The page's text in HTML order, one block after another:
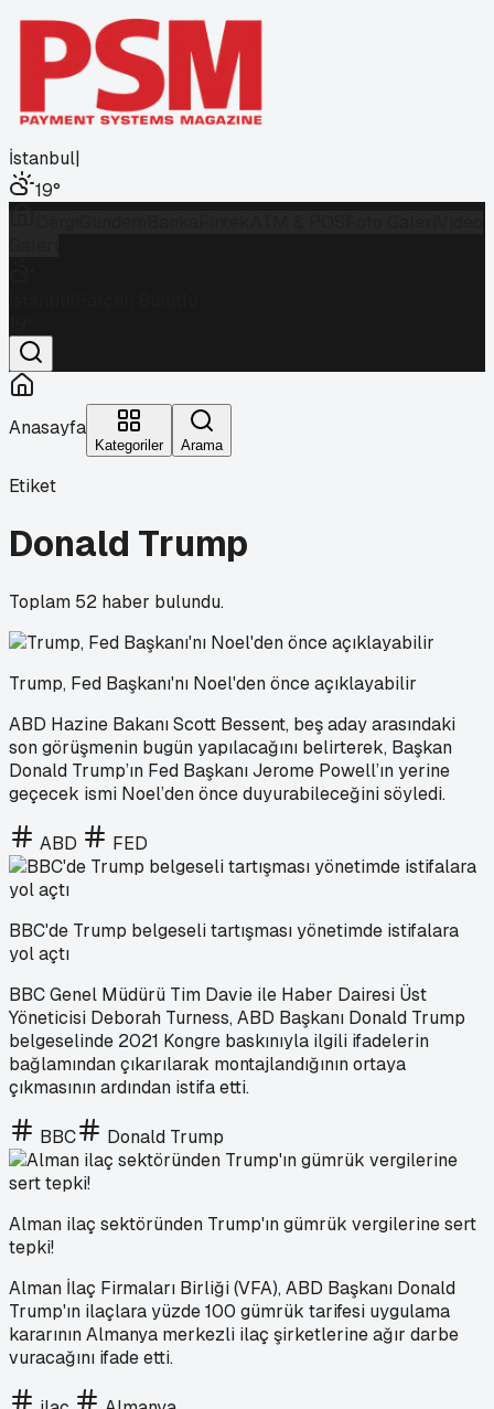
İstanbul|
19°
Anasayfa
Kategoriler Arama
Etiket
Donald Trump
Toplam 52 haber bulundu.
Trump, Fed Başkanı'nı Noel'den önce açıklayabilir
ABD Hazine Bakanı Scott Bessent, beş aday arasındaki
son görüşmenin bugün yapılacağını belirterek, Başkan
Donald Trump’ın Fed Başkanı Jerome Powell’ın yerine
geçecek ismi Noel’den önce duyurabileceğini söyledi.
ABD FED
BBC'de Trump belgeseli tartışması yönetimde istifalara
yol açtı
BBC Genel Müdürü Tim Davie ile Haber Dairesi Üst
Yöneticisi Deborah Turness, ABD Başkanı Donald Trump
belgeselinde 2021 Kongre baskınıyla ilgili ifadelerin
bağlamından çıkarılarak montajlandığının ortaya
çıkmasının ardından istifa etti.
BBC Donald Trump
Alman ilaç sektöründen Trump'ın gümrük vergilerine sert
tepki!
Alman İlaç Firmaları Birliği (VFA), ABD Başkanı Donald
Trump'ın ilaçlara yüzde 100 gümrük tarifesi uygulama
kararının Almanya merkezli ilaç şirketlerine ağır darbe
vuracağını ifade etti.